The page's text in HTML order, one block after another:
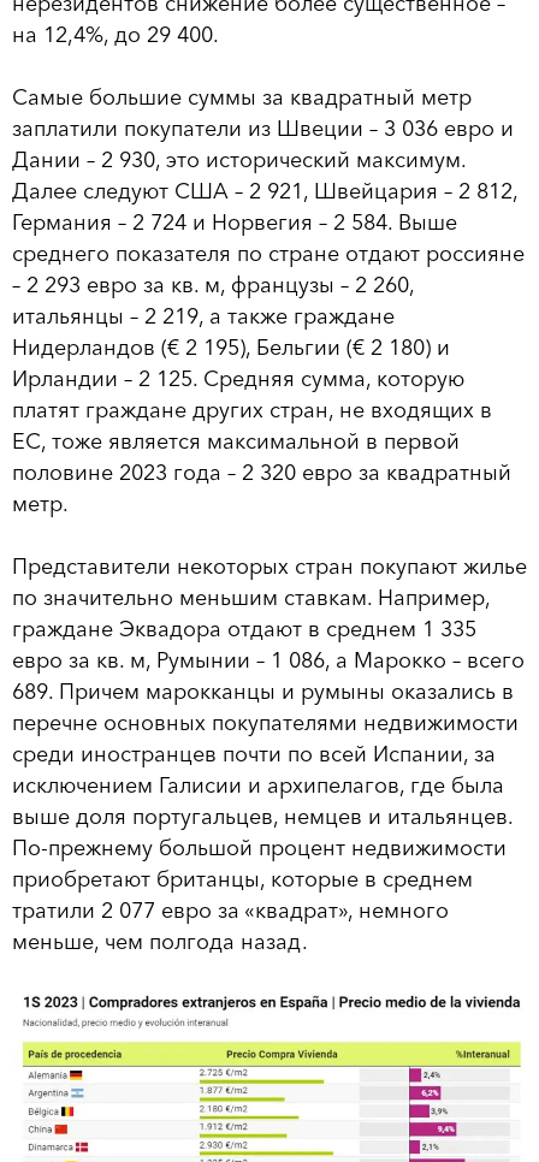
на 12,4%, до 29 400.
Самые большие суммы за квадратный метр
заплатили покупатели из Швеции – 3 036 евро и
Дании – 2 930, это исторический максимум.
Далее следуют США – 2 921, Швейцария – 2 812,
Германия – 2 724 и Норвегия – 2 584. Выше
среднего показателя по стране отдают россияне
– 2 293 евро за кв. м, французы – 2 260,
итальянцы – 2 219, а также граждане
Нидерландов (€ 2 195), Бельгии (€ 2 180) и
Ирландии – 2 125. Средняя сумма, которую
платят граждане других стран, не входящих в
ЕС, тоже является максимальной в первой
половине 2023 года – 2 320 евро за квадратный
метр.
Представители некоторых стран покупают жилье
по значительно меньшим ставкам. Например,
граждане Эквадора отдают в среднем 1 335
евро за кв. м, Румынии – 1 086, а Марокко – всего
689. Причем марокканцы и румыны оказались в
перечне основных покупателями недвижимости
среди иностранцев почти по всей Испании, за
исключением Галисии и архипелагов, где была
выше доля португальцев, немцев и итальянцев.
По-прежнему большой процент недвижимости
приобретают британцы, которые в среднем
тратили 2 077 евро за «квадрат», немного
меньше, чем полгода назад.